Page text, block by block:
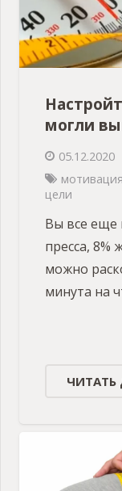
могли
05.12.2020
мотивация
цели
Вы все еще
пресса, 8%
можно
минута на
ЧИТАТЬ